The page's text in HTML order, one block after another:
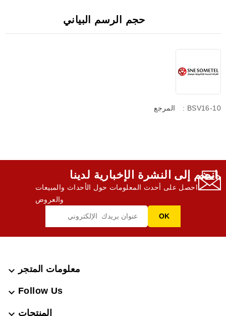
حجم الرسم البياني
المرجع : BSV16-10
انضم إلى النشرة الإخبارية لدينا,
احصل على أحدث المعلومات حول الأحداث والمبيعات
والعروض
معلومات المتجر 
Follow Us

المنتجات